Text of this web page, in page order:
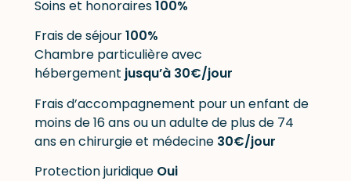
Soins et honoraires100%
Frais de séjour100%
Chambre particulière avec
hébergement jusqu’à 30€/jour
Frais d’accompagnement pour un enfant de
moins de 16 ans ou un adulte de plus de 74
ans en chirurgie et médecine 30€/jour
Protection juridique Oui